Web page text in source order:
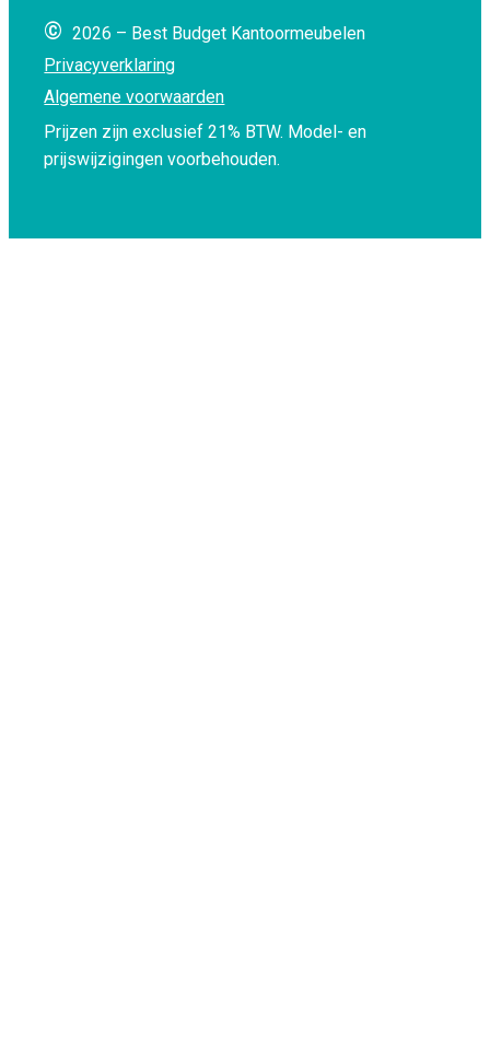
© 2026 – Best Budget Kantoormeubelen
Privacyverklaring
Algemene voorwaarden
Prijzen zijn exclusief 21% BTW. Model- en
prijswijzigingen voorbehouden.